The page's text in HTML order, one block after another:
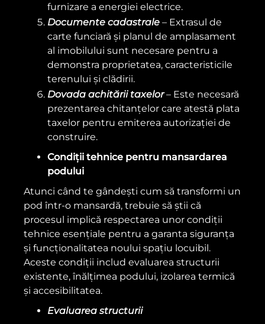
furnizare a energiei electrice.
Documente cadastrale – Extrasul de
carte funciară și planul de amplasament
al imobilului sunt necesare pentru a
demonstra proprietatea, caracteristicile
terenului și clădirii.
Dovada achitării taxelor– Este necesară
prezentarea chitanțelor care atestă plata
taxelor pentru emiterea autorizației de
construire.
Condiții tehnice pentru mansardarea
podului
Atunci când te gândești cum să transformi un
pod într-o mansardă, trebuie să știi că
procesul implică respectarea unor condiții
tehnice esențiale pentru a garanta siguranța
și funcționalitatea noului spațiu locuibil.
Aceste condiții includ evaluarea structurii
existente, înălțimea podului, izolarea termică
și accesibilitatea.
Evaluarea structurii